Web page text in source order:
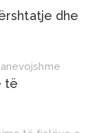
dhe
të